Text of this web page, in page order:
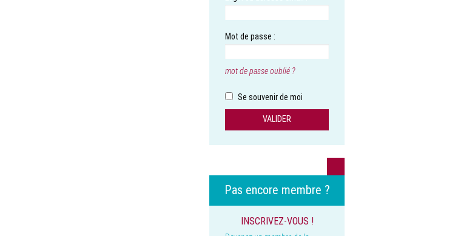
Mot de passe :
mot de passe oublié ?
Se souvenir de moi
Pas encore membre ?
INSCRIVEZ-VOUS !